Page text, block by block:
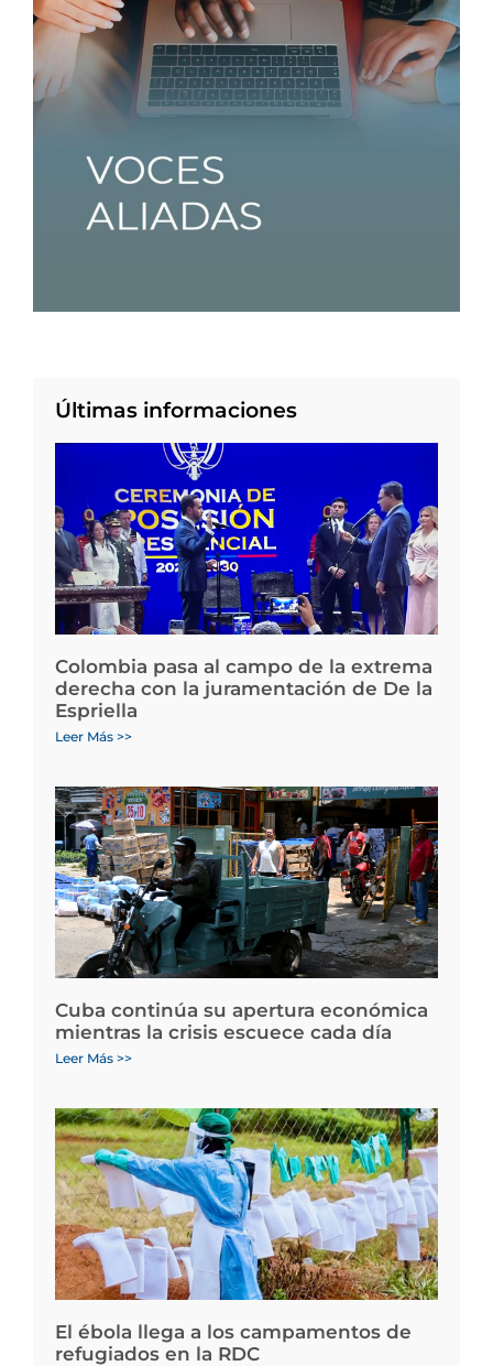
Últimas informaciones
Colombia pasa al campo de la extrema
derecha con la juramentación de De la
Espriella
Leer Más >>
Cuba continúa su apertura económica
mientras la crisis escuece cada día
Leer Más >>
El ébola llega a los campamentos de
refugiados en la RDC